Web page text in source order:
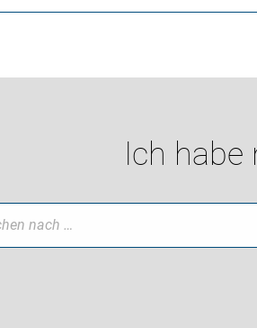
Ich habe